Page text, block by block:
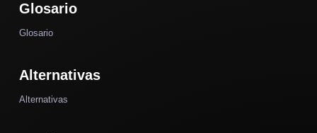
Glosario
Glosario
Alternativas
Alternativas